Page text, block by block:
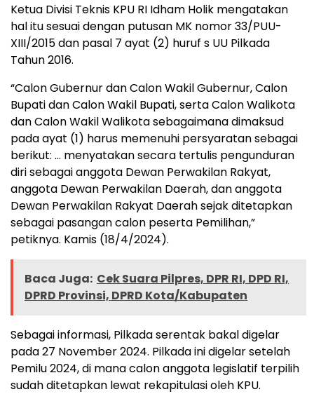
Ketua Divisi Teknis KPU RI Idham Holik mengatakan
hal itu sesuai dengan putusan MK nomor 33/PUU-
XIII/2015 dan pasal 7 ayat (2) huruf s UU Pilkada
Tahun 2016.
“Calon Gubernur dan Calon Wakil Gubernur, Calon
Bupati dan Calon Wakil Bupati, serta Calon Walikota
dan Calon Wakil Walikota sebagaimana dimaksud
pada ayat (1) harus memenuhi persyaratan sebagai
berikut: … menyatakan secara tertulis pengunduran
diri sebagai anggota Dewan Perwakilan Rakyat,
anggota Dewan Perwakilan Daerah, dan anggota
Dewan Perwakilan Rakyat Daerah sejak ditetapkan
sebagai pasangan calon peserta Pemilihan,”
petiknya. Kamis (18/4/2024).
Baca Juga: Cek Suara Pilpres, DPR RI, DPD RI,
DPRD Provinsi, DPRD Kota/Kabupaten
Sebagai informasi, Pilkada serentak bakal digelar
pada 27 November 2024. Pilkada ini digelar setelah
Pemilu 2024, di mana calon anggota legislatif terpilih
sudah ditetapkan lewat rekapitulasi oleh KPU.